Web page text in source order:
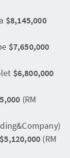
$8,145,000
$7,650,000
$6,800,000
(RM
$5,120,000 (RM